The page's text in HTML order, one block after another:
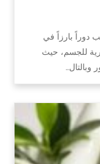
دوراً بارزاً في
للجسم، حيث